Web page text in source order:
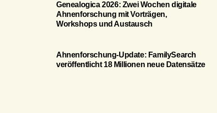
Genealogica 2026: Zwei Wochen digitale
Ahnenforschung mit Vorträgen,
Workshops und Austausch
Ahnenforschung-Update: FamilySearch
veröffentlicht 18 Millionen neue Datensätze